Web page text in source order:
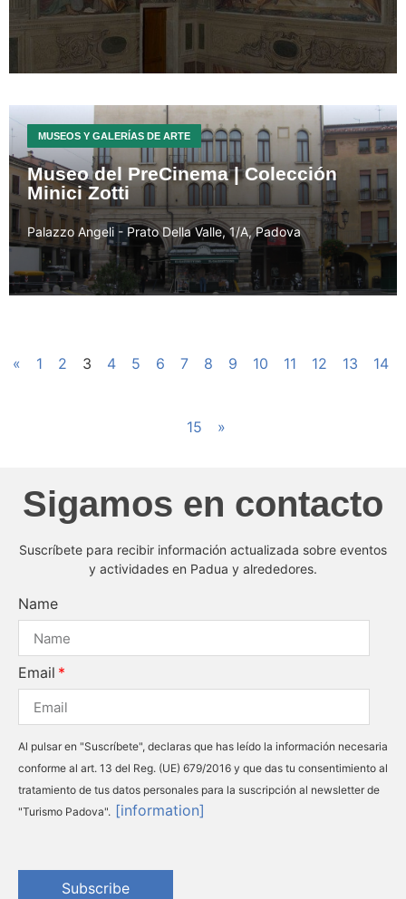
MUSEOS Y GALERÍAS DE ARTE
Museo del PreCinema | Colección
Minici Zotti
Palazzo Angeli - Prato Della Valle, 1/A, Padova
« 1 2 3 4 5 6 7 8 9 10 11 12 13 14
15 »
Sigamos en contacto
Suscríbete para recibir información actualizada sobre eventos
y actividades en Padua y alrededores.
Name
Email
Al pulsar en "Suscríbete", declaras que has leído la información necesaria
conforme al art. 13 del Reg. (UE) 679/2016 y que das tu consentimiento al
tratamiento de tus datos personales para la suscripción al newsletter de
"Turismo Padova". [information]
Subscribe